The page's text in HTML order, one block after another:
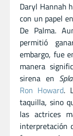
Daryl Hannah
con un papel
De Palma.
permitió
embargo, fue
manera
sirena en
Ron Howard.
taquilla, sino
las actrices
interpretación